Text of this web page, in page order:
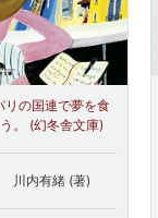
リの国連で夢を食
う。 (幻冬舎文庫)
川内有緒 (著)